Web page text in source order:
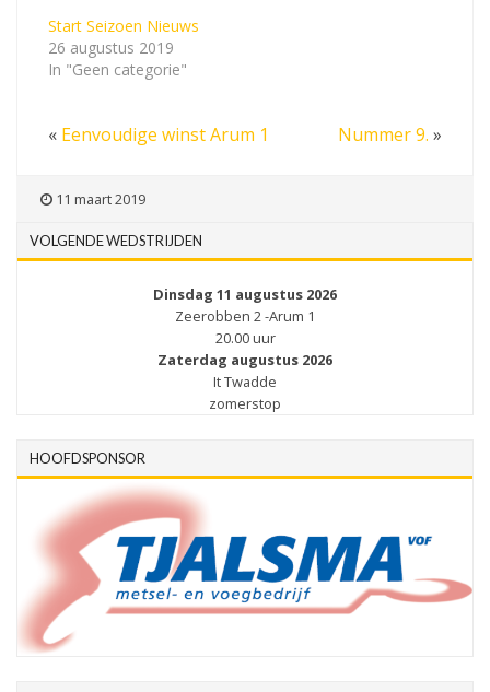
Start Seizoen Nieuws
26 augustus 2019
In "Geen categorie"
« Eenvoudige winst Arum 1 Nummer 9. »
11 maart 2019
VOLGENDE WEDSTRIJDEN
Dinsdag 11 augustus 2026
Zeerobben 2 -Arum 1
20.00 uur
Zaterdag augustus 2026
It Twadde
zomerstop
HOOFDSPONSOR